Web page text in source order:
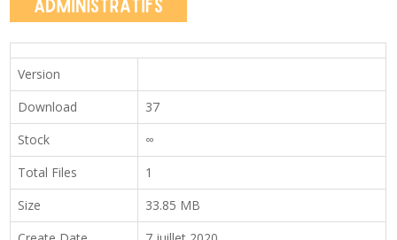
Version
Download
37
Stock
∞
Total Files
1
Size
33.85 MB